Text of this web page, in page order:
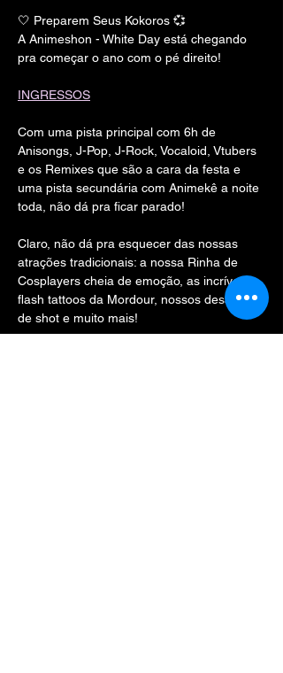
🤍 Preparem Seus Kokoros 💞
A Animeshon - White Day está chegando
pra começar o ano com o pé direito!
INGRESSOS
Com uma pista principal com 6h de
Anisongs, J-Pop, J-Rock, Vocaloid, Vtubers
e os Remixes que são a cara da festa e
uma pista secundária com Animekê a noite
toda, não dá pra ficar parado!
Claro, não dá pra esquecer das nossas
atrações tradicionais: a nossa Rinha de
Cosplayers cheia de emoção, as incríveis
flash tattoos da Mordour, nossos desafios
de shot e muito mais!